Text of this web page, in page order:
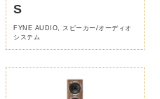
S
FYNE AUDIO, スピーカー/オーディオ
システム